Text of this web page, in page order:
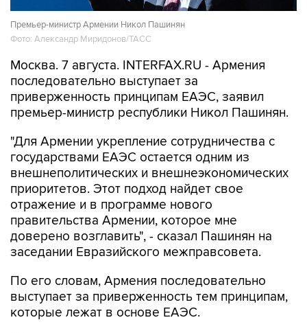
Премьер-министр Армении Никол Пашинян
Фото: Александр Миридонов/ТАСС
Москва. 7 августа. INTERFAX.RU - Армения
последовательно выступает за
приверженность принципам ЕАЭС, заявил
премьер-министр республики Никол Пашинян.
"Для Армении укрепление сотрудничества с
государствами ЕАЭС остается одним из
внешнеполитических и внешнеэкономических
приоритетов. Этот подход найдет свое
отражение и в программе нового
правительства Армении, которое мне
доверено возглавить", - сказал Пашинян на
заседании Евразийского межправсовета.
По его словам, Армения последовательно
выступает за приверженность тем принципам,
которые лежат в основе ЕАЭС.